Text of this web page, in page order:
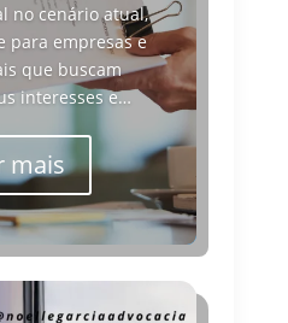
no cenário atual,
para empresas e
que buscam
interesses e…
mais